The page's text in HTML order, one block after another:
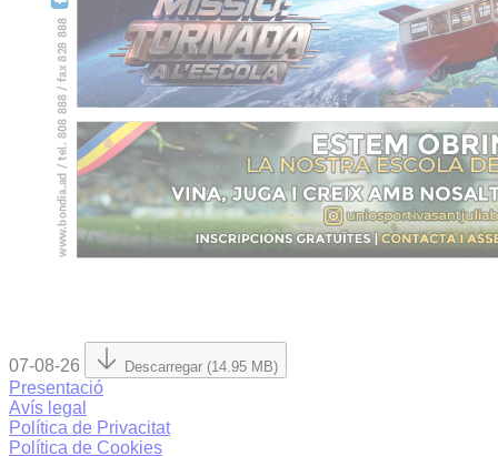
07-08-26 Descarregar (14.95 MB)
Presentació
Avís legal
Política de Privacitat
Política de Cookies